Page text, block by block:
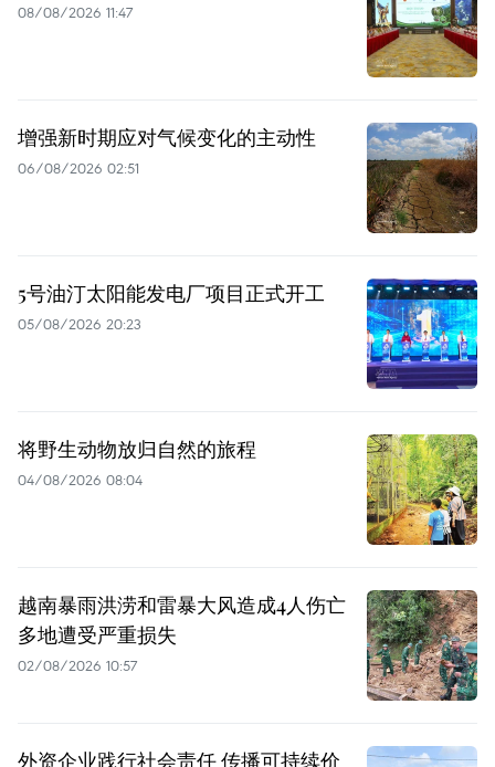
08/08/2026 11:47
增强新时期应对气候变化的主动性
06/08/2026 02:51
5号油汀太阳能发电厂项目正式开工
05/08/2026 20:23
将野生动物放归自然的旅程
04/08/2026 08:04
越南暴雨洪涝和雷暴大风造成4人伤亡
多地遭受严重损失
02/08/2026 10:57
外资企业践行社会责任 传播可持续价